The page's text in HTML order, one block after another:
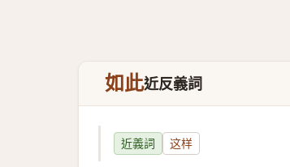
如此近反義詞
近義詞 这样